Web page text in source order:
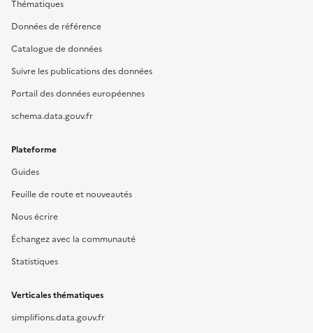
Thématiques
Données de référence
Catalogue de données
Suivre les publications des données
Portail des données européennes
schema.data.gouv.fr
Plateforme
Guides
Feuille de route et nouveautés
Nous écrire
Échangez avec la communauté
Statistiques
Verticales thématiques
simplifions.data.gouv.fr